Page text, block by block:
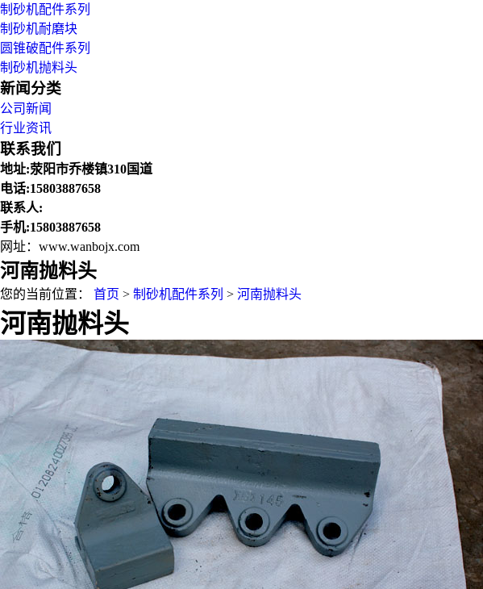
制砂机配件系列
制砂机耐磨块
圆锥破配件系列
制砂机抛料头
新闻分类
公司新闻
行业资讯
联系我们
地址:荥阳市乔楼镇310国道
电话:15803887658
联系人:
手机:15803887658
网址：www.wanbojx.com
河南抛料头
您的当前位置： 首页 > 制砂机配件系列 > 河南抛料头
河南抛料头